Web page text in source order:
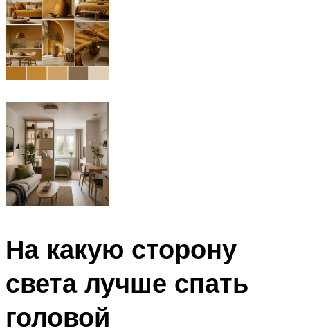
На какую сторону
света лучше спать
головой